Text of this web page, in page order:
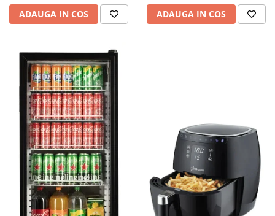
ADAUGA IN COS ADAUGA IN COS